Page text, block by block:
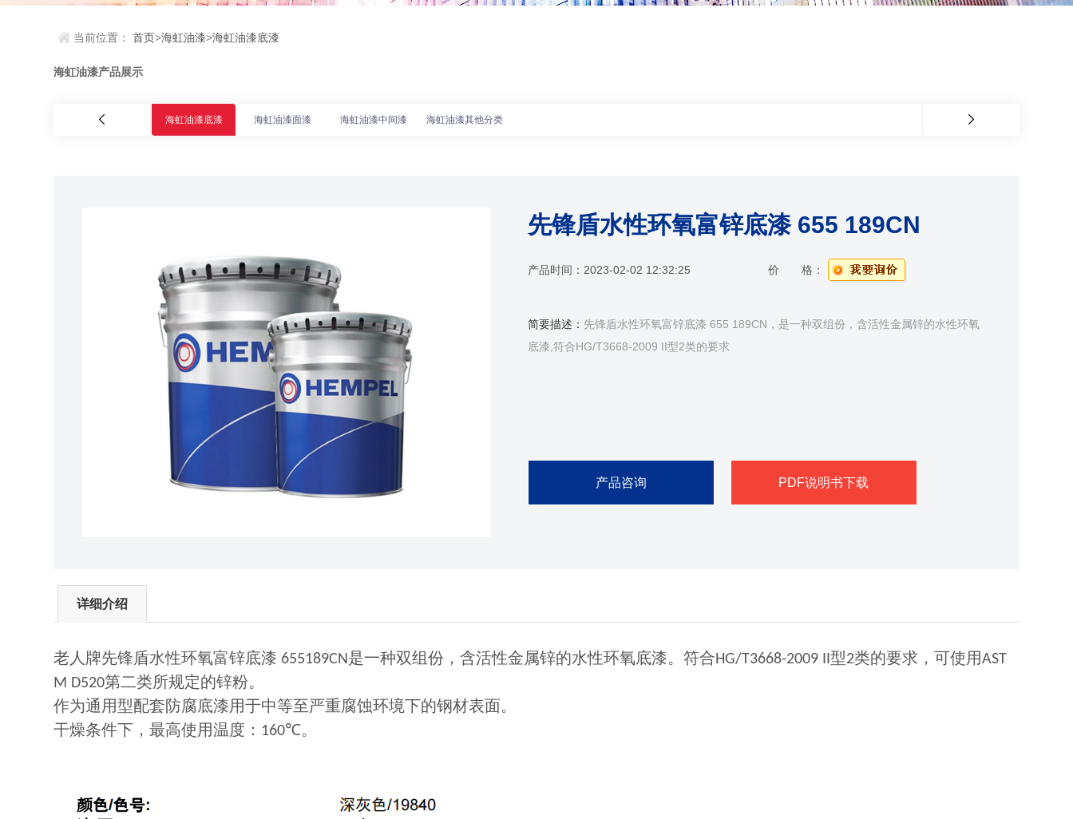
当前位置：首页>海虹油漆>海虹油漆底漆
海虹油漆产品展示
海虹油漆底漆 海虹油漆面漆 海虹油漆中间漆 海虹油漆其他分类
先锋盾水性环氧富锌底漆 655 189CN
产品时间： 2023-02-02 12:32:25 价 格：
简要描述： 先锋盾水性环氧富锌底漆 655 189CN，是一种双组份，含活性金属锌的水性环氧
底漆,符合HG/T3668-2009 II型2类的要求
产品咨询 PDF说明书下载
详细介绍
老人牌先锋盾水性环氧富锌底漆 655189CN是一种双组份，含活性金属锌的水性环氧底漆。符合HG/T3668-2009 II型2类的要求，可使用AST
M D520第二类所规定的锌粉。
作为通用型配套防腐底漆用于中等至严重腐蚀环境下的钢材表面。
干燥条件下，最高使用温度： 160℃。